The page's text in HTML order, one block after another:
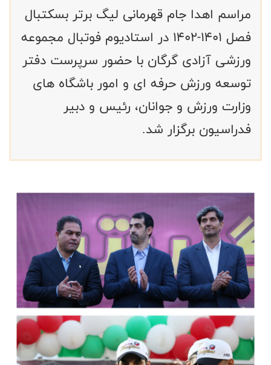
مراسم اهدا جام قهرمانی لیگ برتر بسکتبال
فصل ۱۴۰۱-۱۴۰۲ در استادیوم فوتبال مجموعه
ورزشی آزادی گرگان با حضور سرپرست دفتر
توسعه ورزش حرفه ای و امور باشگاه های
وزارت ورزش و جوانان، رئیس و دبیر
فدراسیون برگزار شد.